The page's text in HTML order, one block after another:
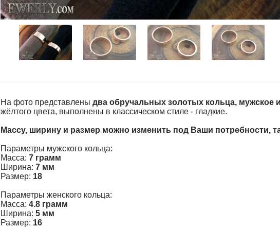
На фото представлены два обручальных золотых кольца, мужское
жёлтого цвета, выполнены в классическом стиле - гладкие.
Массу, ширину и размер можно изменить под Ваши потребности,
Параметры мужского кольца:
Масса: 7 грамм
Ширина: 7 мм
Размер: 18
Параметры женского кольца:
Масса: 4.8 грамм
Ширина: 5 мм
Размер: 16